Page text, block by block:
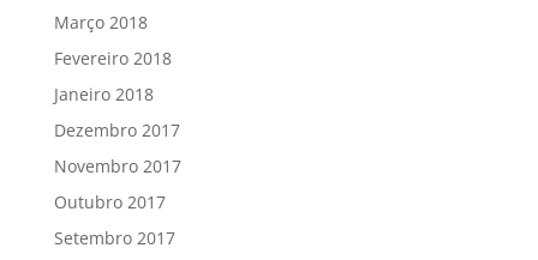
Março 2018
Fevereiro 2018
Janeiro 2018
Dezembro 2017
Novembro 2017
Outubro 2017
Setembro 2017